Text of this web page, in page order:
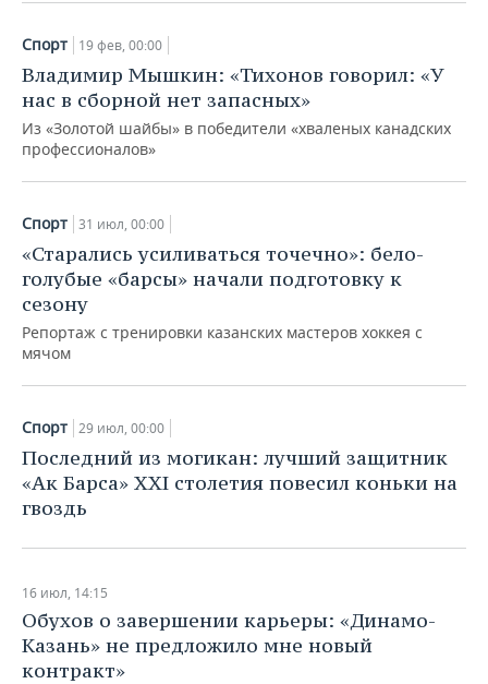
Спорт 19 фев, 00:00
Владимир Мышкин: «Тихонов говорил: «У
нас в сборной нет запасных»
Из «Золотой шайбы» в победители «хваленых канадских
профессионалов»
Спорт 31 июл, 00:00
«Старались усиливаться точечно»: бело-
голубые «барсы» начали подготовку к
сезону
Репортаж с тренировки казанских мастеров хоккея с
мячом
Спорт 29 июл, 00:00
Последний из могикан: лучший защитник
«Ак Барса» ХХI столетия повесил коньки на
гвоздь
16 июл, 14:15
Обухов о завершении карьеры: «Динамо-
Казань» не предложило мне новый
контракт»